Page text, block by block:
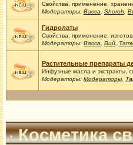
Свойства, применение,
Модераторы: Васса Shoroh
Гидролаты
Свойства, применение,
Модераторы: Васса Вий,
Растительные препараты
Инфузные масла и экстракты,
Модераторы: Модераторы,
Косметика